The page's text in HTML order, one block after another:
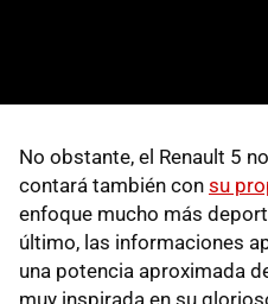
No obstante, el Renault 5
contará también con su
enfoque mucho más
último, las informaciones
una potencia aproximada
muy inspirada en su